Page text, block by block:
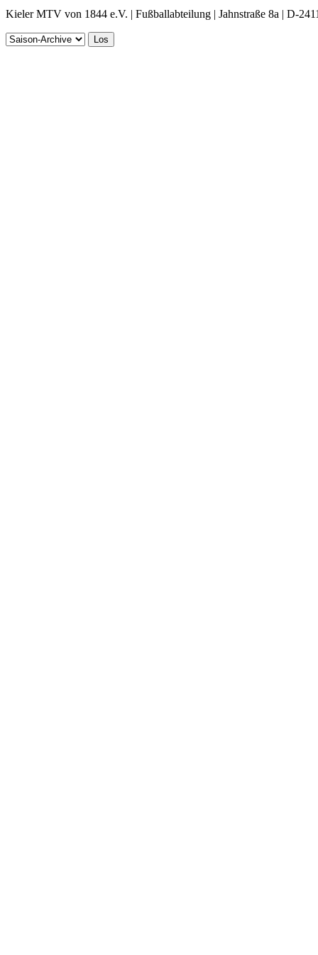
Kieler MTV von 1844 e.V. | Fußballabteilung | Jahnstraße 8a | D-